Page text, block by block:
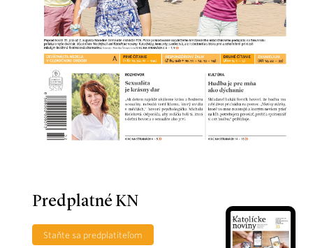
Predplatné KN
Staňte sa predplatiteľom